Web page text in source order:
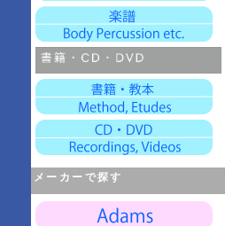
メーカーで探す